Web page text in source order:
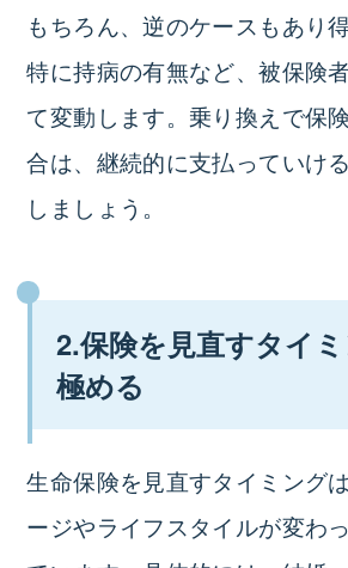
もちろん、逆のケースもあり
特に持病の有無など、被保険
て変動します。乗り換えで保
合は、継続的に支払っていけ
しましょう。
2.保険を見直すタイ
極める
生命保険を見直すタイミング
ージやライフスタイルが変わ